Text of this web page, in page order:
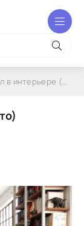
(81 фото)